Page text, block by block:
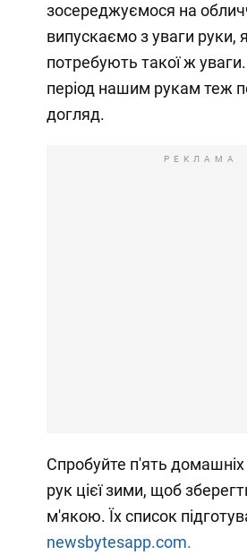
зосереджуємося на
випускаємо з уваги руки,
потребують такої ж
період нашим рукам теж
догляд.
РЕКЛАМА
Спробуйте п'ять
рук цієї зими, щоб
м'якою. Їх список
newsbytesapp.com.